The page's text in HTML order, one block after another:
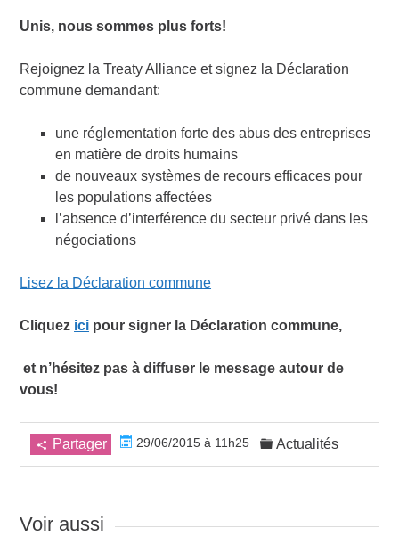
Unis, nous sommes plus forts!
Rejoignez la Treaty Alliance et signez la Déclaration
commune demandant:
une réglementation forte des abus des entreprises
en matière de droits humains
de nouveaux systèmes de recours efficaces pour
les populations affectées
l’absence d’interférence du secteur privé dans les
négociations
Lisez la Déclaration commune
Cliquez ici pour signer la Déclaration commune,
et n’hésitez pas à diffuser le message autour de
vous!
Partager 29/06/2015 à 11h25 Actualités
Voir aussi